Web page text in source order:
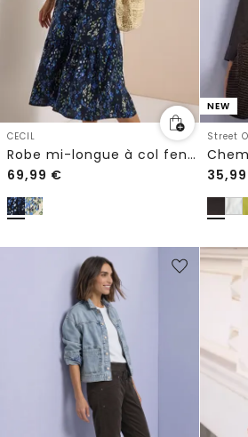
CECIL
Robe mi-longue à col fendu et imprimé
69,99 €
NEW
Street
35,99